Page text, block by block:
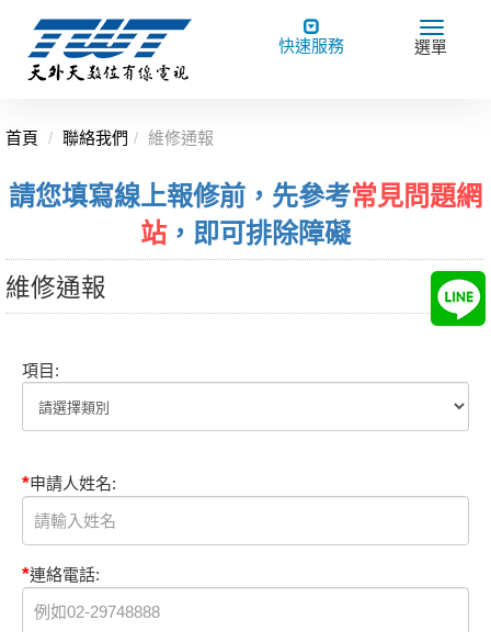
Toggle
navigation
快速服務
Toggle
選單
首頁 聯絡我們 維修通報
請您填寫線上報修前，先參考常見問題網
站 ，即可排除障礙
維修通報
項目:
*申請人姓名:
*連絡電話: